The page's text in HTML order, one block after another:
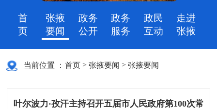
首
页
张掖
要闻
政务
公开
政务
服务
政民
互动
走进
张掖
当前位置 ： 首页 >张掖要闻 >张掖要闻
叶尔波力·孜汗主持召开五届市人民政府第100次常